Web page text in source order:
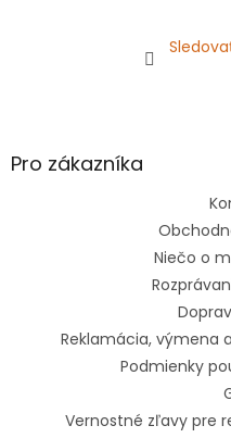
Pro zákazníka
Niečo o
Reklamácia, výmena
Podmienky
Vernostné zľavy pre